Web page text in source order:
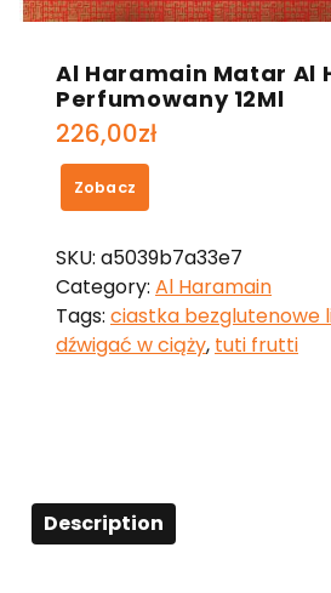
Al Haramain Matar Al
Perfumowany 12Ml
226,00zł
Zobacz
SKU: a5039b7a33e7
Category: Al Haramain
Tags: ciastka bezglutenowe
dźwigać w ciąży, tuti frutti
Description